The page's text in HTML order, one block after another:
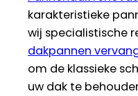
karakteristieke
wij specialistische
dakpannen
om de klassieke
uw dak te